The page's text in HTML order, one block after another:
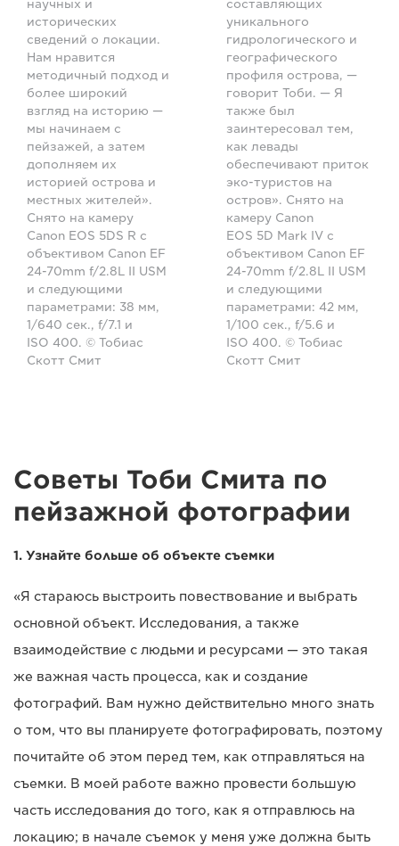
научных и
исторических
сведений о локации.
Нам нравится
методичный подход и
более широкий
взгляд на историю —
мы начинаем с
пейзажей, а затем
дополняем их
историей острова и
местных жителей».
Снято на камеру
Canon EOS 5DS R с
объективом Canon EF
24-70mm f/2.8L II USM
и следующими
параметрами: 38 мм,
1/640 сек., f/7.1 и
ISO 400. © Тобиас
Скотт Смит
составляющих
уникального
гидрологического и
географического
профиля острова, —
говорит Тоби. — Я
также был
заинтересовал тем,
как левады
обеспечивают приток
эко-туристов на
остров». Снято на
камеру Canon
EOS 5D Mark IV с
объективом Canon EF
24-70mm f/2.8L II USM
и следующими
параметрами: 42 мм,
1/100 сек., f/5.6 и
ISO 400. © Тобиас
Скотт Смит
Советы Тоби Смита по
пейзажной фотографии
1. Узнайте больше об объекте съемки
«Я стараюсь выстроить повествование и выбрать
основной объект. Исследования, а также
взаимодействие с людьми и ресурсами — это такая
же важная часть процесса, как и создание
фотографий. Вам нужно действительно много знать
о том, что вы планируете фотографировать, поэтому
почитайте об этом перед тем, как отправляться на
съемки. В моей работе важно провести большую
часть исследования до того, как я отправлюсь на
локацию; в начале съемок у меня уже должна быть